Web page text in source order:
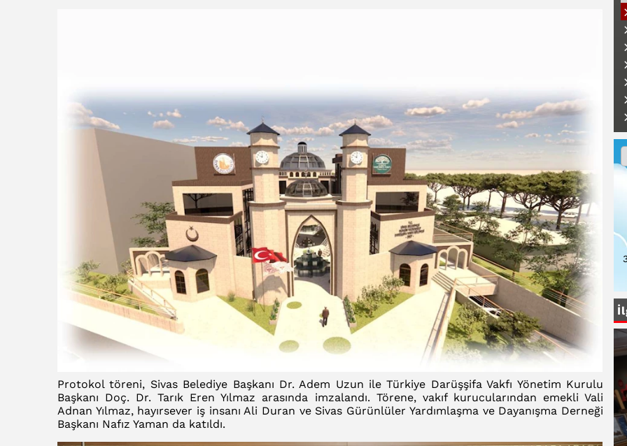
Protokol töreni, Sivas Belediye Başkanı Dr. Adem Uzun ile Türkiye Darüşşifa Vakfı Yönetim Kurulu
Başkanı Doç. Dr. Tarık Eren Yılmaz arasında imzalandı. Törene, vakıf kurucularından emekli Vali
Adnan Yılmaz, hayırsever iş insanı Ali Duran ve Sivas Gürünlüler Yardımlaşma ve Dayanışma Derneği
Başkanı Nafız Yaman da katıldı.